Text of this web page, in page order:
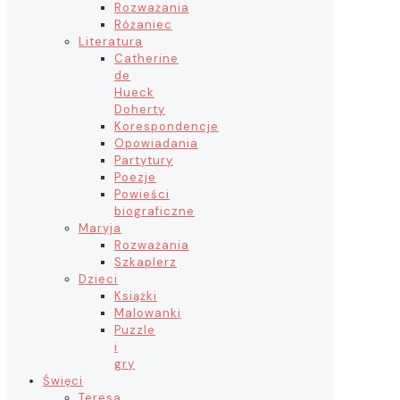
Rozważania
Różaniec
Literatura
Catherine
de
Hueck
Doherty
Korespondencje
Opowiadania
Partytury
Poezje
Powieści
biograficzne
Maryja
Rozważania
Szkaplerz
Dzieci
Książki
Malowanki
Puzzle
i
gry
Święci